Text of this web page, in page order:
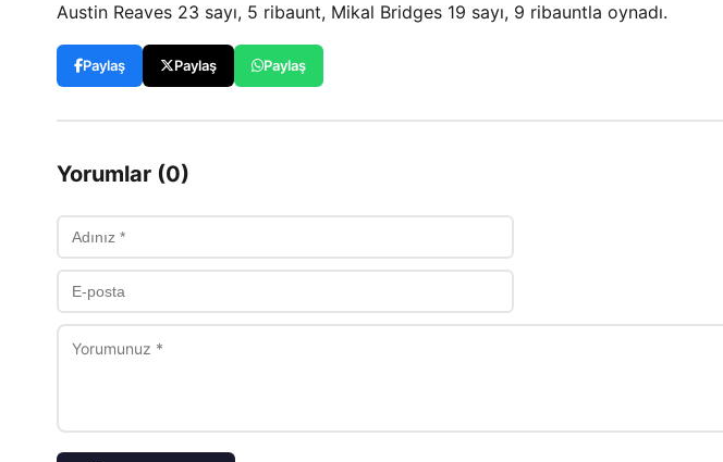
Austin Reaves 23 sayı, 5 ribaunt, Mikal Bridges 19 sayı, 9 ribauntla oynadı.
Paylaş Paylaş Paylaş
Yorumlar (0)